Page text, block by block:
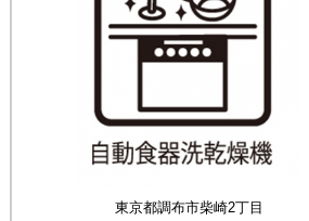
東京都調布市柴崎2丁目